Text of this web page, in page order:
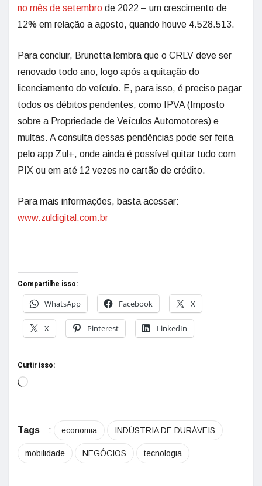
no mês de setembro de 2022 – um crescimento de
12% em relação a agosto, quando houve 4.528.513.
Para concluir, Brunetta lembra que o CRLV deve ser
renovado todo ano, logo após a quitação do
licenciamento do veículo. E, para isso, é preciso pagar
todos os débitos pendentes, como IPVA (Imposto
sobre a Propriedade de Veículos Automotores) e
multas. A consulta dessas pendências pode ser feita
pelo app Zul+, onde ainda é possível quitar tudo com
PIX ou em até 12 vezes no cartão de crédito.
Para mais informações, basta acessar:
www.zuldigital.com.br
Compartilhe isso:
WhatsApp
Facebook X
X Pinterest LinkedIn
Curtir isso:
Tags : economia INDÚSTRIA DE DURÁVEIS
mobilidade NEGÓCIOS tecnologia